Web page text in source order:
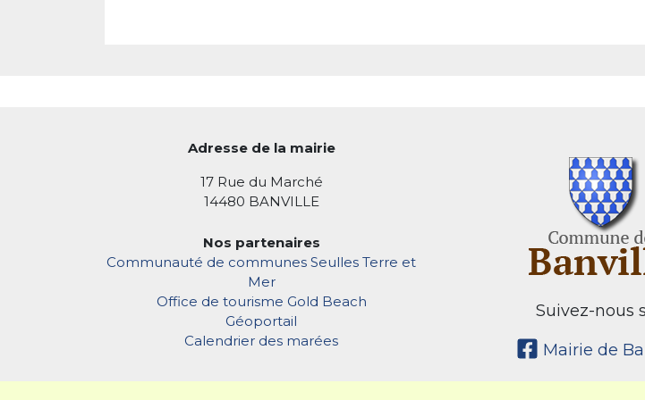
Adresse de la mairie
17 Rue du Marché
14480 BANVILLE
Nos partenaires
Communauté de communes Seulles Terre et
Mer
Office de tourisme Gold Beach
Géoportail
Calendrier des marées
Suivez-nous
Mairie de